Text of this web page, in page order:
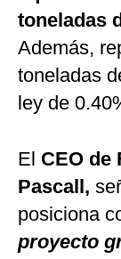
toneladas
Además,
toneladas
ley de
El CEO de
Pascall,
posiciona
proyecto